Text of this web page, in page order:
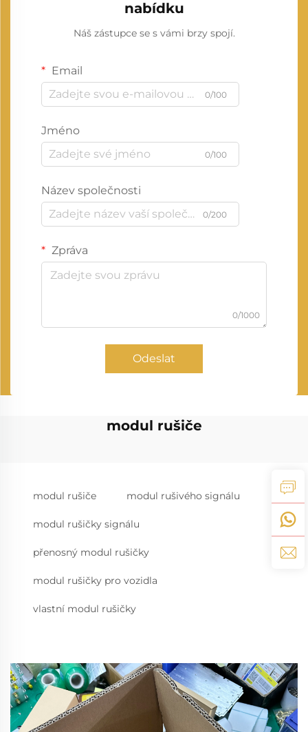
nabídku
Náš zástupce se s vámi brzy spojí.
Email
0/100
Jméno
0/100
Název společnosti
0/200
Zpráva
0/1000
Odeslat
modul rušiče
modul rušiče modul rušivého signálu
modul rušičky signálu
přenosný modul rušičky
modul rušičky pro vozidla
vlastní modul rušičky